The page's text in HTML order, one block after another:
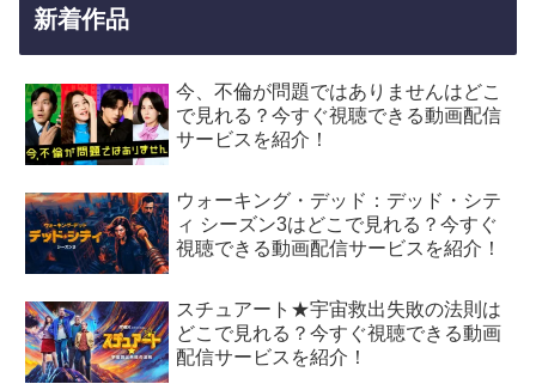
新着作品
今、不倫が問題ではありませんはどこ
で見れる？今すぐ視聴できる動画配信
サービスを紹介！
ウォーキング・デッド：デッド・シテ
ィ シーズン3はどこで見れる？今すぐ
視聴できる動画配信サービスを紹介！
スチュアート★宇宙救出失敗の法則は
どこで見れる？今すぐ視聴できる動画
配信サービスを紹介！